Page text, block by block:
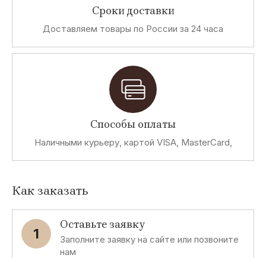
Сроки доставки
Доставляем товары по России за 24 часа
Способы оплаты
Наличными курьеру, картой VISA, MasterCard,
Как заказать
1
Оставьте заявку
Заполните заявку на сайте или позвоните
нам